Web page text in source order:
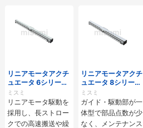
リニアモータアクチ
ュエータ 6シリーズ
標準タイプ インクリ
メンタル・アブソリ
ュート仕様
ミスミ
リニアモータ駆動を
採用し、長ストロー
クでの高速搬送や繰
リニアモータアクチ
ュエータ 8シリーズ
標準タイプ インクリ
メンタル・アブソリ
ュート仕様
ミスミ
ガイド・駆動部が一
体型で部品点数が少
なく、メンテナンス